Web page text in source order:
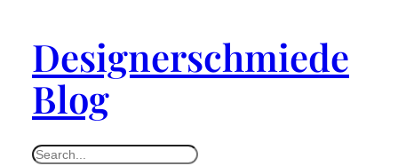
Designerschmiede
Blog
S